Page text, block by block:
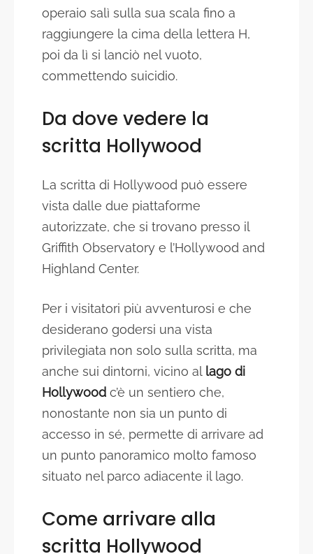
operaio salì sulla sua scala fino a
raggiungere la cima della lettera H,
poi da lì si lanciò nel vuoto,
commettendo suicidio.
Da dove vedere la
scritta Hollywood
La scritta di Hollywood può essere
vista dalle due piattaforme
autorizzate, che si trovano presso il
Griffith Observatory e l’Hollywood and
Highland Center.
Per i visitatori più avventurosi e che
desiderano godersi una vista
privilegiata non solo sulla scritta, ma
anche sui dintorni, vicino al lago di
Hollywood c’è un sentiero che,
nonostante non sia un punto di
accesso in sé, permette di arrivare ad
un punto panoramico molto famoso
situato nel parco adiacente il lago.
Come arrivare alla
scritta Hollywood